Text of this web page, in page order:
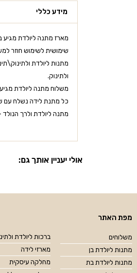
מידע כללי
מארז מתנה ליולדת מגיע
שימושית לשימוש חוזר
מתנות ליולדת
ולתינוק.
משלוח מתנה ליולדת מגיע
כל מתנת לידה נשלח עם
מתנה ליולדת ולרך
אולי יעניין אותך גם:
מפת האתר
משלוחים
מתנות ליולדת בן
מתנות ליולדת בת
ברכות ליולדת
מארזי לידה
מחלקה עיסקית